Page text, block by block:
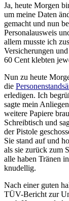
Ja, heute Morgen
um meine Daten
gemacht und nun
Personalausweis
allem musste ich
Versicherungen
60 Cent klebten
Nun zu heute
die
erledigen. Ich
sagte mein
weitere Papiere
Schreibtisch und
der Pistole
Sie stand auf und
als sie zurück zum
alle haben Tränen
knudellig.
Nach einer guten
TÜV-Bericht zur